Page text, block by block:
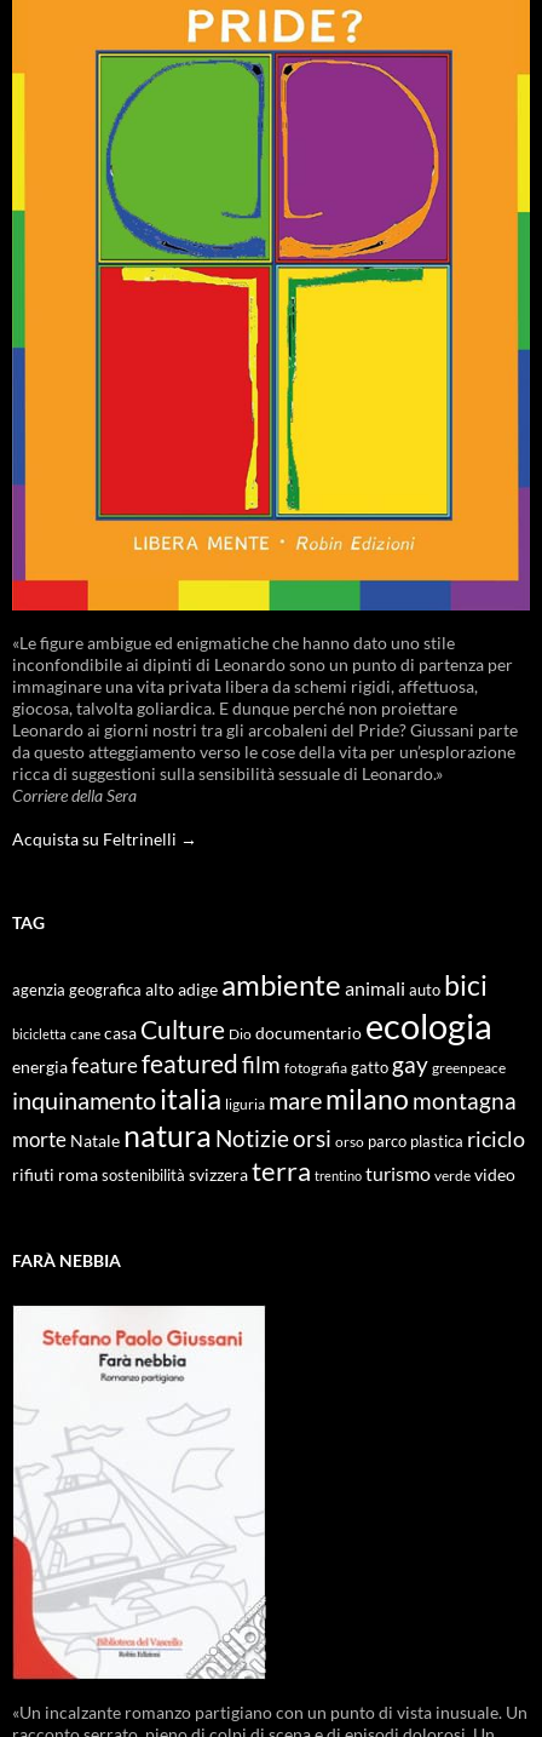
«Le figure ambigue ed enigmatiche che hanno dato uno stile
inconfondibile ai dipinti di Leonardo sono un punto di partenza per
immaginare una vita privata libera da schemi rigidi, affettuosa,
giocosa, talvolta goliardica. E dunque perché non proiettare
Leonardo ai giorni nostri tra gli arcobaleni del Pride? Giussani parte
da questo atteggiamento verso le cose della vita per un’esplorazione
ricca di suggestioni sulla sensibilità sessuale di Leonardo.»
Corriere della Sera
Acquista su Feltrinelli →
TAG
agenzia geografica alto adige ambiente animali auto bici
bicicletta cane casa Culture Dio documentario ecologia
energiafeaturefeaturedfilm fotografia gatto gay greenpeace
inquinamentoitalia liguria maremilano montagna
morte Natale natura Notizieorsi orso parco plastica riciclo
rifiuti roma sostenibilità svizzeraterra trentino turismo verde video
FARÀ NEBBIA
«Un incalzante romanzo partigiano con un punto di vista inusuale. Un